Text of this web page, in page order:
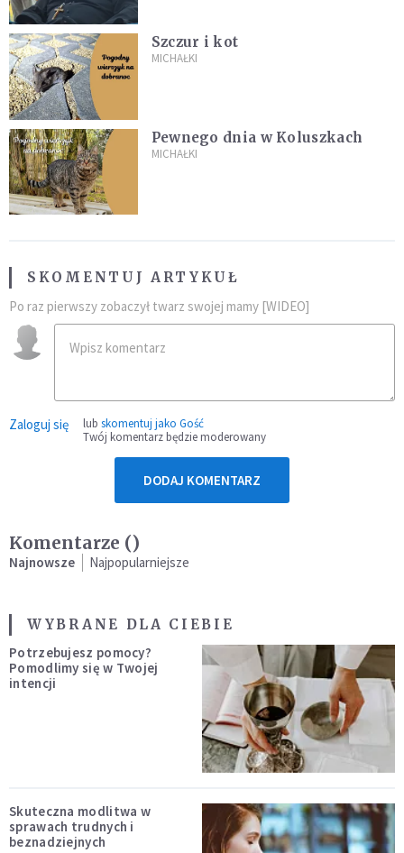
Szczur i kot
MICHAŁKI
Pewnego dnia w Koluszkach
MICHAŁKI
SKOMENTUJ ARTYKUŁ
Po raz pierwszy zobaczył twarz swojej mamy [WIDEO]
Zaloguj się lub skomentuj jako Gość
Twój komentarz będzie moderowany
DODAJ KOMENTARZ
Komentarze ()
Najnowsze Najpopularniejsze
WYBRANE DLA CIEBIE
Potrzebujesz pomocy?
Pomodlimy się w Twojej
intencji
Skuteczna modlitwa w
sprawach trudnych i
beznadziejnych